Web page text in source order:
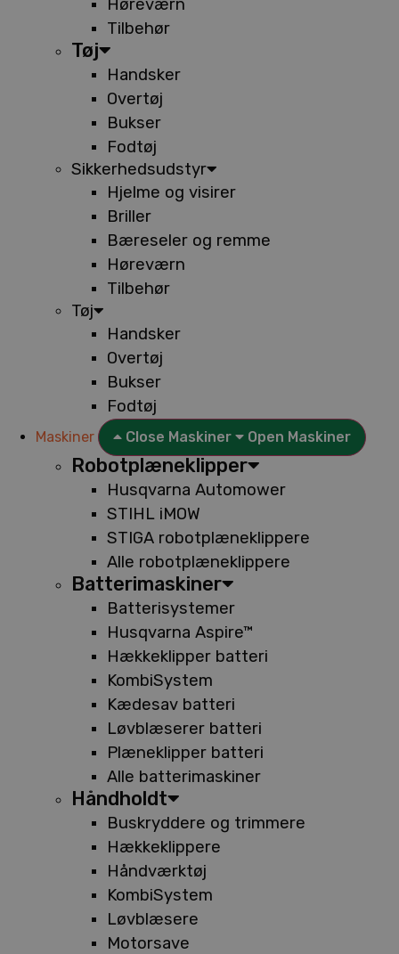
Høreværn
Tilbehør
Tøj
Handsker
Overtøj
Bukser
Fodtøj
Sikkerhedsudstyr
Hjelme og visirer
Briller
Bæreseler og remme
Høreværn
Tilbehør
Tøj
Handsker
Overtøj
Bukser
Fodtøj
Maskiner Close Maskiner Open Maskiner
Robotplæneklipper
Husqvarna Automower
STIHL iMOW
STIGA robotplæneklippere
Alle robotplæneklippere
Batterimaskiner
Batterisystemer
Husqvarna Aspire™
Hækkeklipper batteri
KombiSystem
Kædesav batteri
Løvblæserer batteri
Plæneklipper batteri
Alle batterimaskiner
Håndholdt
Buskryddere og trimmere
Hækkeklippere
Håndværktøj
KombiSystem
Løvblæsere
Motorsave